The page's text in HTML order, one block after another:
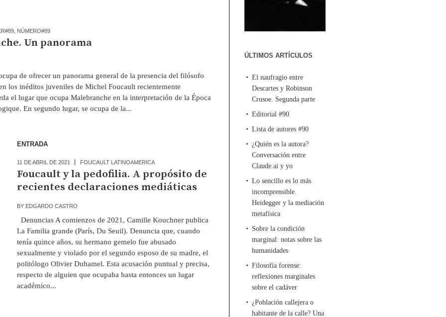
NÚMERO#89
Un panorama
de ofrecer un panorama general de la presencia del filósofo
los inéditos juveniles de Michel Foucault recientemente
el lugar que ocupa Malebranche en la interpretación de la Época
En segundo lugar, se ocupa de la...
ENTRADA
11 DE ABRIL DE 2021 FOUCAULT LATINOAMERICA
Foucault y la pedofilia. A propósito de
recientes declaraciones mediáticas
BY EDGARDO CASTRO
Denuncias A comienzos de 2021, Camille Kouchner publica
La Familia grande (París, Du Seuil). Denuncia que, cuando
tenía quince años, su hermano gemelo fue abusado
sexualmente y violado por el segundo esposo de su madre, el
politólogo Olivier Duhamel. Esta acusación puntual y precisa,
respecto de alguien que ocupaba hasta entonces un lugar
académico...
ÚLTIMOS ARTÍCULOS
El naufragio entre
Descartes y Robinson
Crusoe. Segunda parte
Editorial #90
Lista de autores #90
¿Quién es la autora?
Conversación entre
Claude.ai y yo
Lo sencillo es lo más
incomprensible.
Heidegger y la mediación
metafísica
Sobre la condición
marginal: notas sobre las
humanidades
Filosofía forense:
reflexiones marginales
sobre el cadáver
¿Población callejera o
habitante de la calle? Una